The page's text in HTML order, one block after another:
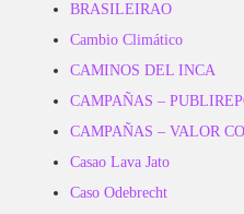
BRASILEIRAO
Cambio Climático
CAMINOS DEL INCA
CAMPAÑAS –
CAMPAÑAS – VALOR
Casao Lava Jato
Caso Odebrecht